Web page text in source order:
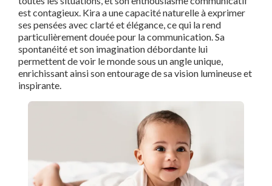
est contagieux. Kira a une capacité naturelle à exprimer
ses pensées avec clarté et élégance, ce qui la rend
particulièrement douée pour la communication. Sa
spontanéité et son imagination débordante lui
permettent de voir le monde sous un angle unique,
enrichissant ainsi son entourage de sa vision lumineuse et
inspirante.